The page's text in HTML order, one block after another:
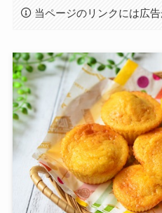
当ページのリンクには広告